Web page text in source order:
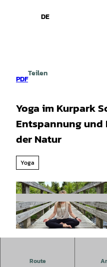
Gebärdensprache
DE
PDF
Teilen
Yoga im Kurpark
Entspannung und
der Natur
Yoga
Route
Entspannung und